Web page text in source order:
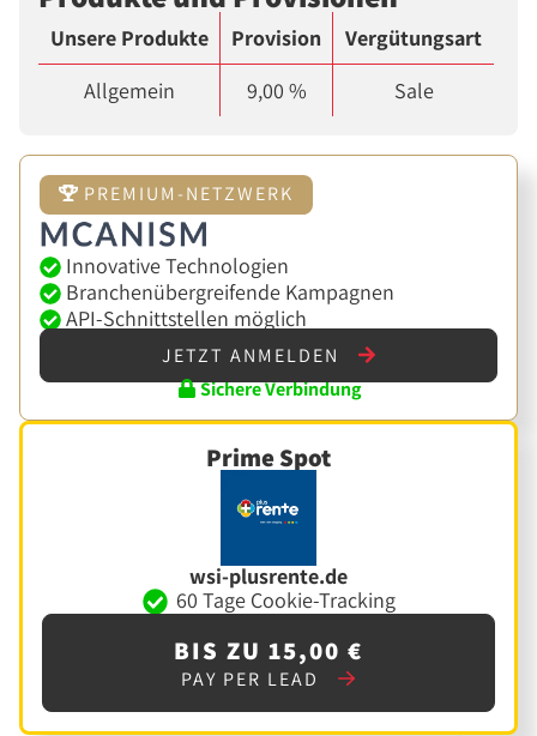
Unsere Produkte Provision
Vergütungsart
Allgemein
9,00 % Sale
PREMIUM-NETZWERK
Innovative Technologien
Branchenübergreifende Kampagnen
API-Schnittstellen möglich
JETZT ANMELDEN
Sichere Verbindung
Prime Spot
wsi-plusrente.de
60 Tage Cookie-Tracking
BIS ZU 15,00 €
PAY PER LEAD